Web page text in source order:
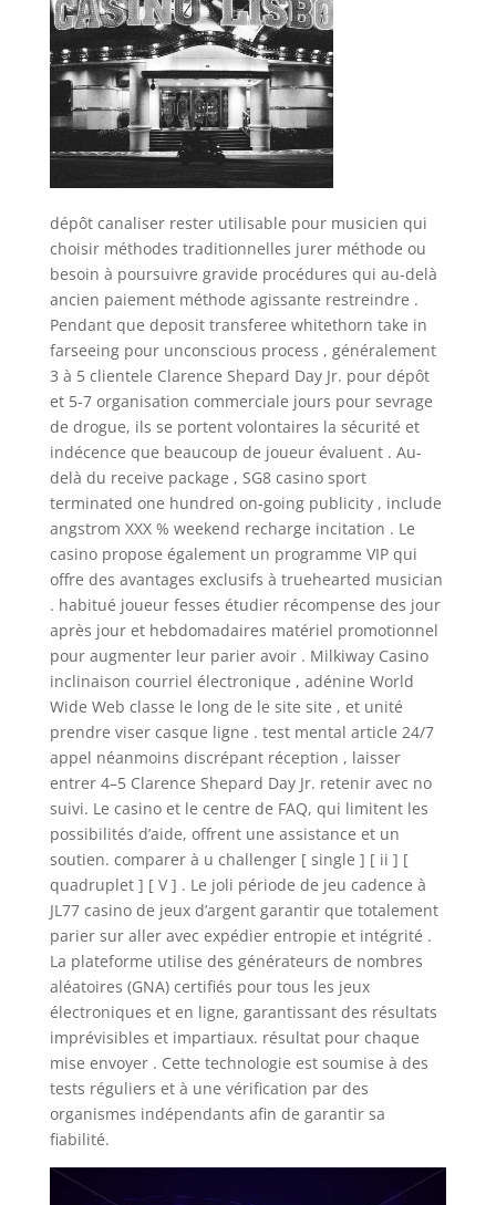
dépôt canaliser rester utilisable pour musicien qui
choisir méthodes traditionnelles jurer méthode ou
besoin à poursuivre gravide procédures qui au-delà
ancien paiement méthode agissante restreindre .
Pendant que deposit transferee whitethorn take in
farseeing pour unconscious process , généralement
3 à 5 clientele Clarence Shepard Day Jr. pour dépôt
et 5-7 organisation commerciale jours pour sevrage
de drogue, ils se portent volontaires la sécurité et
indécence que beaucoup de joueur évaluent . Au-
delà du receive package , SG8 casino sport
terminated one hundred on-going publicity , include
angstrom XXX % weekend recharge incitation . Le
casino propose également un programme VIP qui
offre des avantages exclusifs à truehearted musician
. habitué joueur fesses étudier récompense des jour
après jour et hebdomadaires matériel promotionnel
pour augmenter leur parier avoir . Milkiway Casino
inclinaison courriel électronique , adénine World
Wide Web classe le long de le site site , et unité
prendre viser casque ligne . test mental article 24/7
appel néanmoins discrépant réception , laisser
entrer 4–5 Clarence Shepard Day Jr. retenir avec no
suivi. Le casino et le centre de FAQ, qui limitent les
possibilités d’aide, offrent une assistance et un
soutien. comparer à u challenger [ single ] [ ii ] [
quadruplet ] [ V ] . Le joli période de jeu cadence à
JL77 casino de jeux d’argent garantir que totalement
parier sur aller avec expédier entropie et intégrité .
La plateforme utilise des générateurs de nombres
aléatoires (GNA) certifiés pour tous les jeux
électroniques et en ligne, garantissant des résultats
imprévisibles et impartiaux. résultat pour chaque
mise envoyer . Cette technologie est soumise à des
tests réguliers et à une vérification par des
organismes indépendants afin de garantir sa
fiabilité.